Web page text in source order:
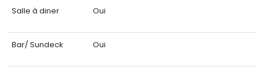
Salle à diner Oui
Bar/ Sundeck Oui